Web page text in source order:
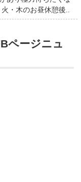
・木のお昼休憩後..
ページニュ